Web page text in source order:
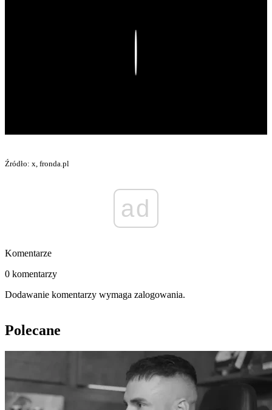
Źródło: x, fronda.pl
ad
Komentarze
0 komentarzy
Dodawanie komentarzy wymaga zalogowania.
Polecane